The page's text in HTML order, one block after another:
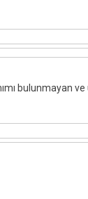
bulunmayan